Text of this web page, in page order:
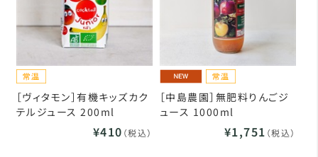
［ヴィタモン］有機キッズカク
テルジュース 200ml
¥410 （税込）
［中島農園］無肥料りんごジ
ュース 1000ml
¥1,751 （税込）